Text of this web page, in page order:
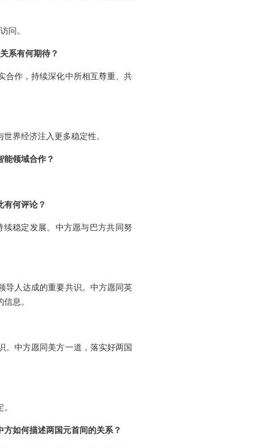
问。
系有何期待？
合作，持续深化中所相互尊重、共
界经济注入更多稳定性。
能领域合作？
有何评论？
稳定发展。中方愿与巴方共同努
导人达成的重要共识。中方愿同英
息。
。中方愿同美方一道，落实好两国
如何描述两国元首间的关系？